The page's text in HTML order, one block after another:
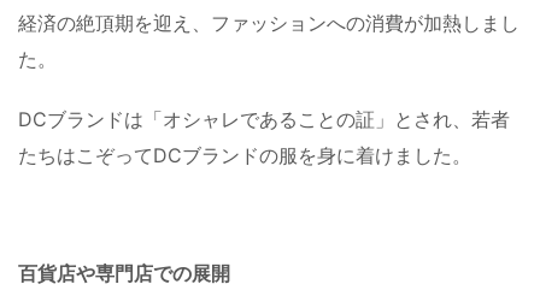
経済の絶頂期を迎え、ファッションへの消費が加熱しまし
た。
DCブランドは「オシャレであることの証」とされ、若者
たちはこぞってDCブランドの服を身に着けました。
百貨店や専門店での展開